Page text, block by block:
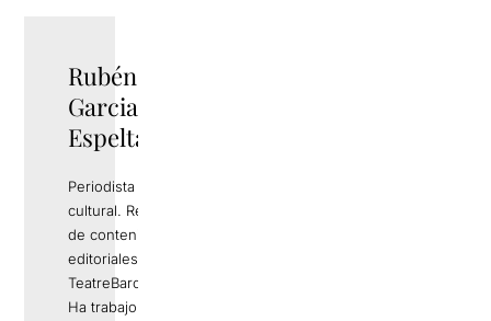
Rubén
Garcia
Espelta
Periodista y gestor
cultural. Responsable
de contenidos
editoriales de
TeatreBarcelona.com.
Ha trabajo en medios